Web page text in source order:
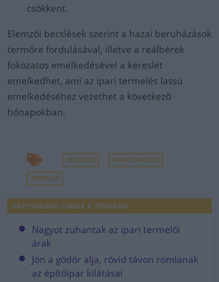
csökkent.
Elemzői becslések szerint a hazai beruházások
termőre fordulásával, illetve a reálbérek
fokozatos emelkedésével a kereslet
emelkedhet, ami az ipari termelés lassú
emelkedéséhez vezethet a következő
hónapokban.
INFLÁCIÓ IPARI TERMELÉS
KERESLET
KAPCSOLÓDÓ CIKKEK A TÉMÁBAN
Nagyot zuhantak az ipari termelői
árak
Jön a gödör alja, rövid távon romlanak
az építőipar kilátásai